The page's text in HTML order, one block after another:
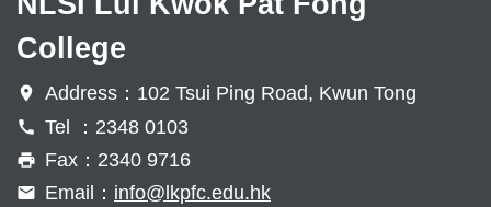
College
Address：102 Tsui Ping Road, Kwun Tong
Tel ：2348 0103
Fax：2340 9716
Email： info@lkpfc.edu.hk